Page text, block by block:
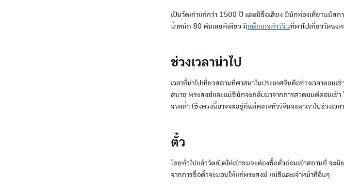
เป็นวัดเก่าแก่กว่า 1500 ปี และมีชื่อเสียง มีนักท่องเที่ยวนมัสก
น้ำหนัก 80 ตันเลยทีเดียว มีแพ็คเกจทัวร์จีนที่พาไปเที่ยววัดฉง
ช่วงเวลาน่าไป
เวลาที่น่าไปเที่ยวสถานที่ศาสนาในประเทศจีนคือช่วงเวลาตอน
สบาย พระสงฆ์และแม่ชีมักจะกลับมาจากการสวดมนต์ตอนเช้
จรดค่ำ (ซึ่งตรงนี้อาจจะอยู่ที่แพ็คเกจทัวร์จีนจะพาเราไปช่วงเวล
ตั๋ว
โดยทั่วไปแล้ววัดเปิดให้เข้าชมจะต้องซื้อตั๋วก่อนเข้าสถานที่ จะ
จากการซื้อตั๋วจะมอบให้แก่พระสงฆ์ แม่ชีและเจ้าหน้าที่อื่นๆ